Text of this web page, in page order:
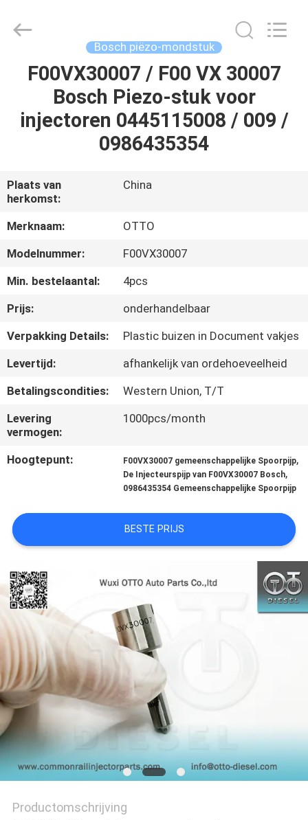
THUIS
PRODUCTEN
ONS
FABRIEKSTOUR
KWALITEITSCONTROLE
NEEM
CONTACT
MET
ONS
OP
NIEUWS
SITEMAP
PRIVACY
POLICY
AUTO
PARTS
Bosch piëzo-mondstuk
F00VX30007 / F00 VX 30007
Bosch Piezo-stuk voor
injectoren 0445115008 / 009 /
0986435354
Plaats van
herkomst:
China
Merknaam:
OTTO
Modelnummer:
F00VX30007
Min. bestelaantal:
4pcs
Prijs:
onderhandelbaar
Verpakking Details:
Plastic buizen in Document vakjes
Levertijd:
afhankelijk van ordehoeveelheid
Betalingscondities:
Western Union, T/T
Levering
vermogen:
1000pcs/month
Hoogtepunt: F00VX30007 gemeenschappelijke Spoorpijp,
De Injecteurspijp van F00VX30007 Bosch,
0986435354 Gemeenschappelijke Spoorpijp
BESTE PRIJS
Productomschrijving